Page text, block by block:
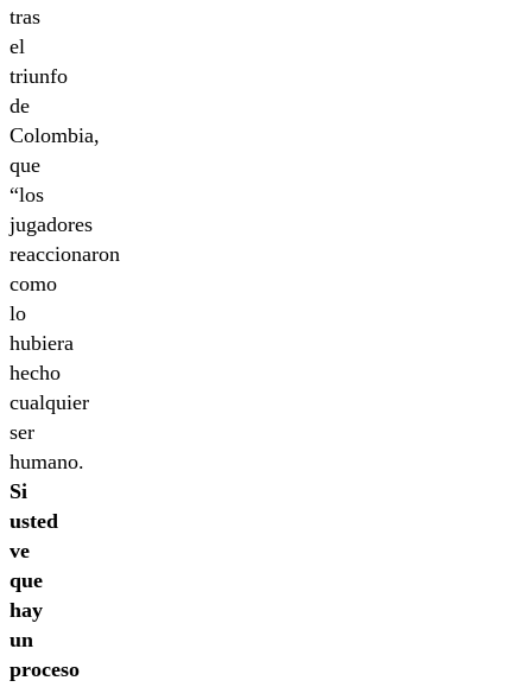
tras
el
triunfo
de
Colombia,
que
“los
jugadores
reaccionaron
como
lo
hubiera
hecho
cualquier
ser
humano.
Si
usted
ve
que
hay
un
proceso